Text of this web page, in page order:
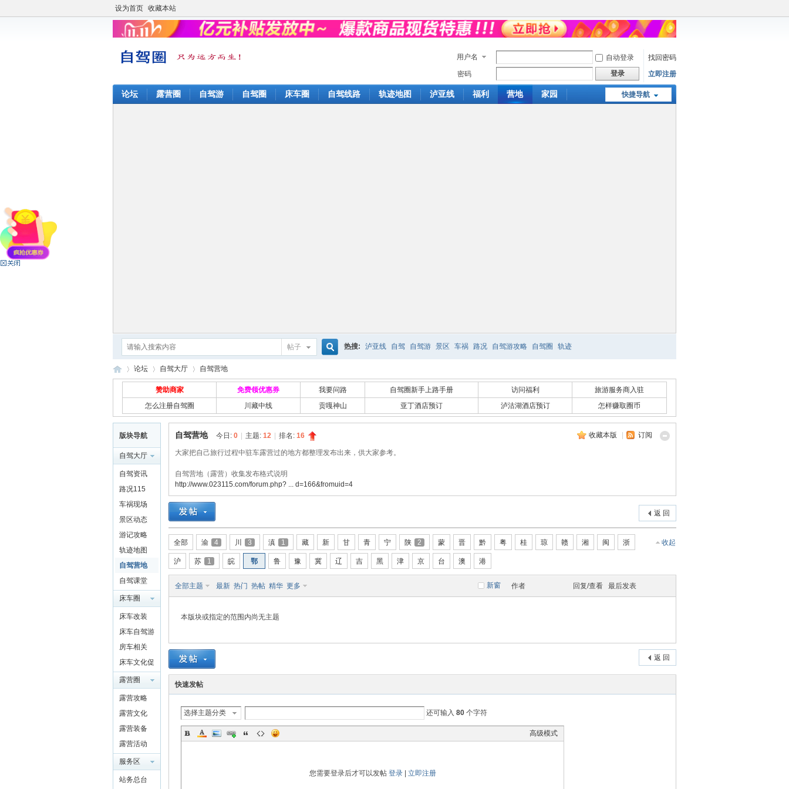
设为首页 收藏本站
用户名 自动登录
找回密码
密码
登录 立即注册
快捷导航
论坛 露营圈 自驾游 自驾圈 床车圈 自驾线路 轨迹地图 泸亚线 福利 营地 家园
帖子
索
热搜: 泸亚线 自驾 自驾游 景区 车祸 路况 自驾游攻略 自驾圈 轨迹
自
驾
»
论坛
›
自驾大厅
›
自驾营地
赞助商家 免费领优惠券 我要问路 自驾圈新手上路手册 访问福利
旅游服务商入驻
怎么注册自驾圈
川藏中线 贡嘎神山 亚丁酒店预订 泸沽湖酒店预订 怎样赚取圈币
版块导航
自驾大厅
自驾资讯
路况115
车祸现场
景区动态
游记攻略
轨迹地图
自驾营地
自驾课堂
床车圈
QQ群
4697975
91
床车改装
床车自驾游
房车相关
床车文化促
进交流
露营圈
露营攻略
露营文化
露营装备
露营活动
服务区
站务总台
收藏本版 订阅
自驾营地 今日: 0 主题: 12 排名: 16
大家把自己旅行过程中驻车露营过的地方都整理发布出来，供大家参考。
自驾营地（露营）收集发布格式说明
http://www.023115.com/forum.php? ... d=166&fromuid=4
返 回
收起
全部 渝 4 川 3 滇 1 藏 新 甘 青 宁 陕 2 蒙 晋 黔 粤 桂 琼 赣 湘 闽 浙
沪 苏 1 皖 鄂 鲁 豫 冀 辽 吉 黑 津 京 台 澳 港
新窗
全部主题 最新 热门 热帖 精华 更多 作者 回复/查看 最后发表
本版块或指定的范围内尚无主题
返 回
快速发帖
选择主题分类 还可输入 80 个字符
高级模式
您需要登录后才可以发帖 登录| 立即注册